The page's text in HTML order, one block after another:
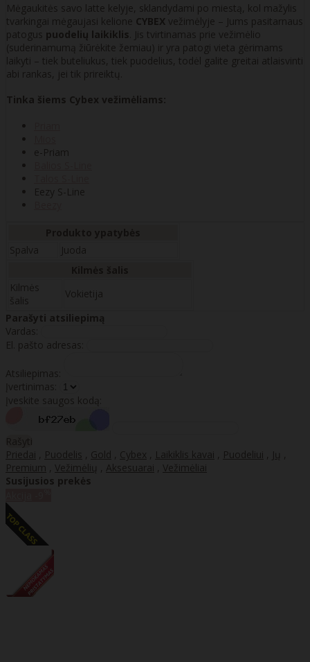
Mėgaukitės savo latte kelyje, sklandydami po miestą, kol mažylis
tvarkingai mėgaujasi kelione CYBEX vežimėlyje – Jums pasitarnaus
patogus puodelių laikiklis . Jis tvirtinamas prie vežimėlio
(suderinamumą žiūrėkite žemiau) ir yra patogi vieta gėrimams
laikyti – tiek buteliukus, tiek puodelius, todėl galite greitai atlaisvinti
abi rankas, jei tik prireiktų.
Tinka šiems Cybex vežimėliams:
e-Priam
Eezy S-Line
Spalva
Juoda
Kilmės
šalis
Vokietija
Parašyti atsiliepimą
Vardas:
El. pašto adresas:
Atsiliepimas:
Įvertinimas:
Įveskite saugos kodą:
Rašyti
Priedai
Puodelis Gold Cybex Laikiklis kavai Puodeliui Jų
Premium
Vežimėlių Aksesuarai
Vežimėliai
Susijusios prekės